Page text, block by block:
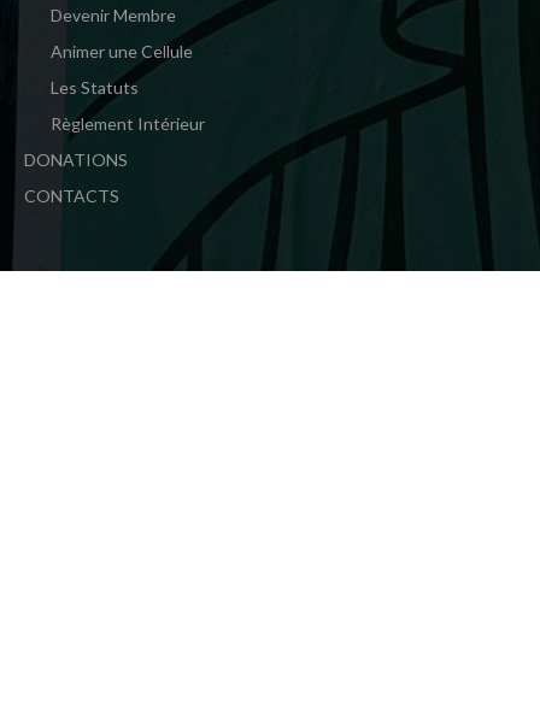
Devenir Membre
Animer une Cellule
Les Statuts
Règlement Intérieur
DONATIONS
CONTACTS